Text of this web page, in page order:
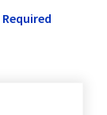
Required